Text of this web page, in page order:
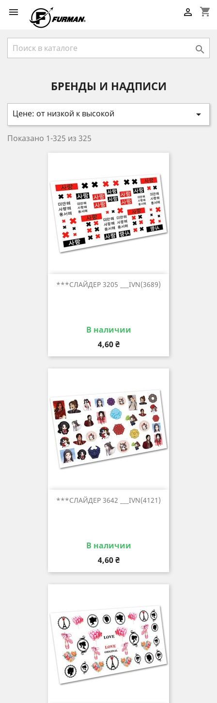
 shopping_cart


БРЕНДЫ И НАДПИСИ
Цене: от низкой к высокой 
Показано 1-325 из 325
***СЛАЙДЕР 3205 ___IVN(3689)
В наличии
Цена
4,60 ₴
***СЛАЙДЕР 3642 ___IVN(4121)
В наличии
Цена
4,60 ₴